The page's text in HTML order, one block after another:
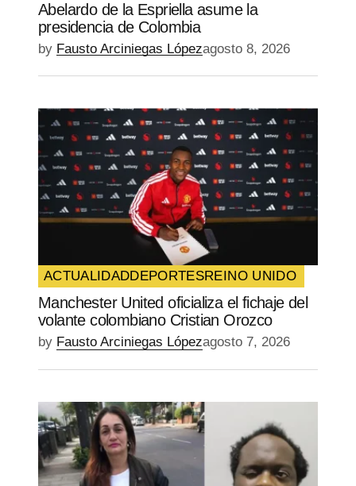
Abelardo de la Espriella asume la
presidencia de Colombia
by Fausto Arciniegas Lópezagosto 8, 2026
ACTUALIDADDEPORTESREINO UNIDO
Manchester United oficializa el fichaje del
volante colombiano Cristian Orozco
by Fausto Arciniegas Lópezagosto 7, 2026